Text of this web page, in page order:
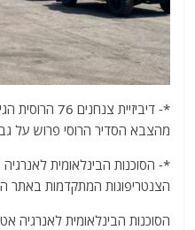
*- דיביזיית
מהצבא הסדיר הרוסי פרוש על
*- הסוכנות הבינלאומית
הצנטריפוגות המתקדמות באתר
הסוכנות הבינלאומית לאנרגיה